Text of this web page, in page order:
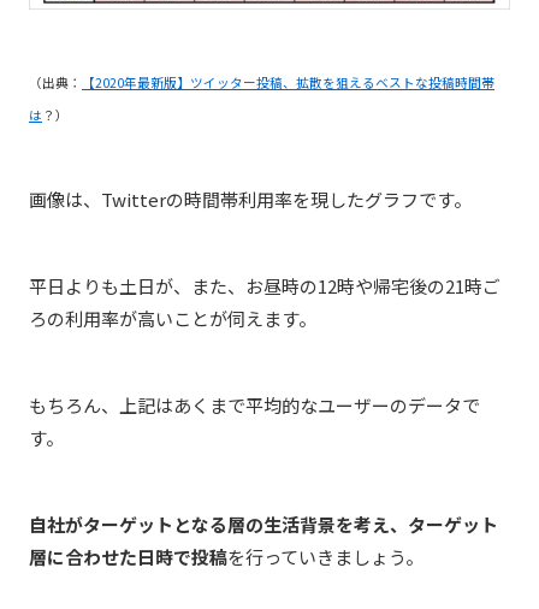
（出典：
【2020年最新版】ツイッター投稿、拡散を狙えるベストな投稿時間帯
は ？）
画像は、Twitterの時間帯利用率を現したグラフです。
平日よりも土日が、また、お昼時の12時や帰宅後の21時ご
ろの利用率が高いことが伺えます。
もちろん、上記はあくまで平均的なユーザーのデータで
す。
自社がターゲットとなる層の生活背景を考え、ターゲット
層に合わせた日時で投稿を行っていきましょう。